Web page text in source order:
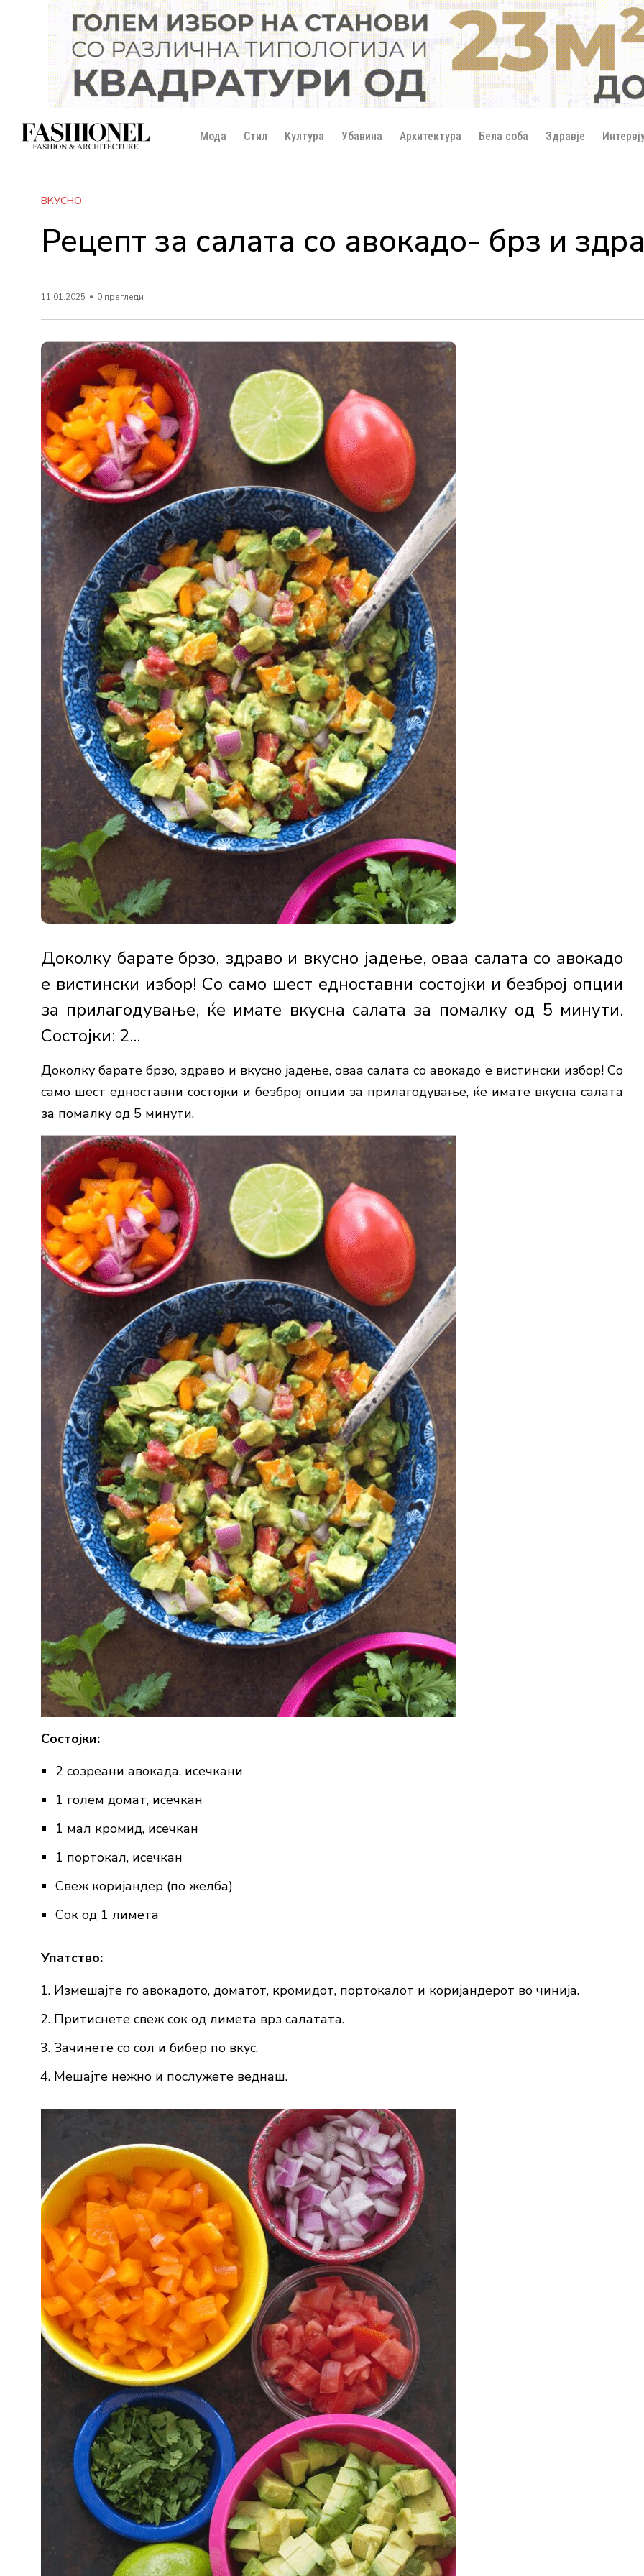
Мода Стил Култура Убавина Архитектура Бела соба Здравје
ВКУСНО
Рецепт за салата со авокадо- брз и
11.01.2025 0 прегледи
Доколку барате брзо, здраво и вкусно јадење, оваа салата со авокадо
е вистински избор! Со само шест едноставни состојки и безброј опции
за прилагодување, ќе имате вкусна салата за помалку од 5 минути.
Состојки: 2...
Доколку барате брзо, здраво и вкусно јадење, оваа салата со авокадо е вистински избор! Со
само шест едноставни состојки и безброј опции за прилагодување, ќе имате вкусна салата
за помалку од 5 минути.
Состојки:
2 созреани авокада, исечкани
1 голем домат, исечкан
1 мал кромид, исечкан
1 портокал, исечкан
Свеж коријандер (по желба)
Сок од 1 лимета
Упатство:
Измешајте го авокадото, доматот, кромидот, портокалот и коријандерот во чинија.
Притиснете свеж сок од лимета врз салатата.
Зачинете со сол и бибер по вкус.
Мешајте нежно и послужете веднаш.